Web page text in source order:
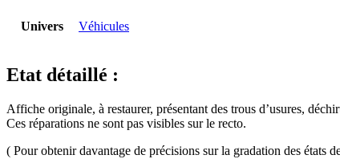
Univers Véhicules
Etat détaillé :
Affiche originale, à restaurer, présentant des trous d’usures,
Ces réparations ne sont pas visibles sur le recto.
( Pour obtenir davantage de précisions sur la gradation des états